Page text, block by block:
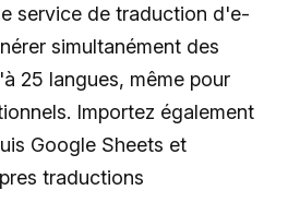
service de traduction d'e-
simultanément des
25 langues, même pour
Importez également
Google Sheets et
traductions